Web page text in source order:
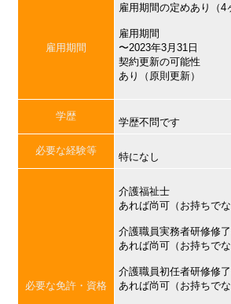
雇用期間
雇用期間の定めあり（4
雇用期間
〜2023年3月31日
契約更新の可能性
あり（原則更新）
学歴
学歴不問です
必要な経験等
特になし
必要な免許・資格
介護福祉士
あれば尚可（お持ちで
介護職員実務者研修修
あれば尚可（お持ちで
介護職員初任者研修修
あれば尚可（お持ちで